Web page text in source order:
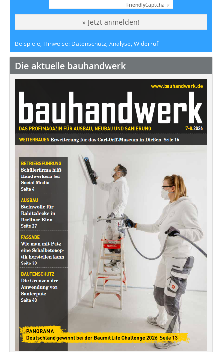
FriendlyCaptcha ⇗
» Jetzt anmelden!
Beispiele, Hinweise: Datenschutz, Analyse, Widerruf
Die aktuelle bauhandwerk